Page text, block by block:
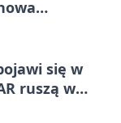
się w
ruszą w